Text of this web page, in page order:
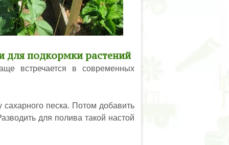
для подкормки растений
встречается в современных
сахарного песка. Потом добавить
для полива такой настой